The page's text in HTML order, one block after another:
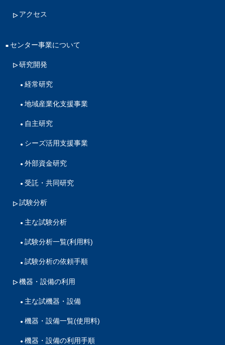
アクセス
センター事業について
研究開発
経常研究
地域産業化支援事業
自主研究
シーズ活用支援事業
外部資金研究
受託・共同研究
試験分析
主な試験分析
試験分析一覧(利用料)
試験分析の依頼手順
機器・設備の利用
主な試機器・設備
機器・設備一覧(使用料)
機器・設備の利用手順